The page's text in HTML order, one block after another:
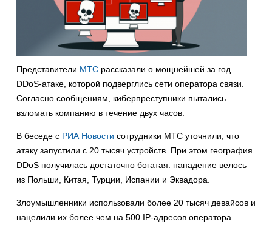
Представители МТС рассказали о мощнейшей за год
DDoS-атаке, которой подверглись сети оператора связи.
Согласно сообщениям, киберпреступники пытались
взломать компанию в течение двух часов.
В беседе с РИА Новости сотрудники МТС уточнили, что
атаку запустили с 20 тысяч устройств. При этом география
DDoS получилась достаточно богатая: нападение велось
из Польши, Китая, Турции, Испании и Эквадора.
Злоумышленники использовали более 20 тысяч девайсов и
нацелили их более чем на 500 IP-адресов оператора